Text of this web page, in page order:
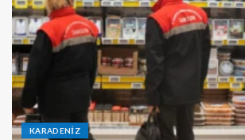
KARADENIZ